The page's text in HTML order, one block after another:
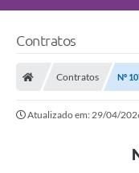
Secretarias
Contratos
Contratos Nº
Atualizado em: 29/04/